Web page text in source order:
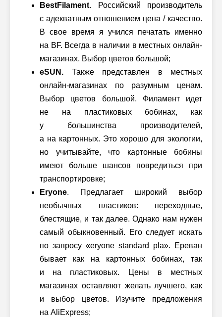
BestFilament. Российский производитель
с адекватным отношением цена / качество.
В свое время я учился печатать именно
на BF. Всегда в наличии в местных онлайн-
магазинах. Выбор цветов большой;
eSUN. Также представлен в местных
онлайн-магазинах по разумным ценам.
Выбор цветов большой. Филамент идет
не на пластиковых бобинах, как
у большинства производителей,
а на картонных. Это хорошо для экологии,
но учитывайте, что картонные бобины
имеют больше шансов повредиться при
транспортировке;
Eryone. Предлагает широкий выбор
необычных пластиков: переходные,
блестящие, и так далее. Однако нам нужен
самый обыкновенный. Его следует искать
по запросу «eryone standard pla». Ереван
бывает как на картонных бобинах, так
и на пластиковых. Цены в местных
магазинах оставляют желать лучшего, как
и выбор цветов. Изучите предложения
на AliExpress;